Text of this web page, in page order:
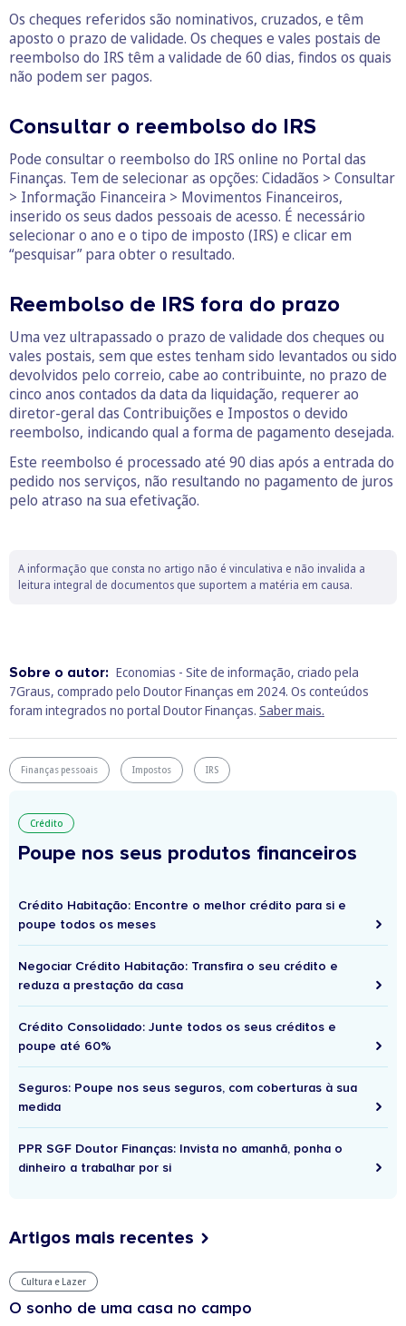
Os cheques referidos são nominativos, cruzados, e têm
aposto o prazo de validade. Os cheques e vales postais de
reembolso do IRS têm a validade de 60 dias, findos os quais
não podem ser pagos.
Consultar o reembolso do IRS
Pode consultar o reembolso do IRS online no Portal das
Finanças. Tem de selecionar as opções: Cidadãos > Consultar
> Informação Financeira > Movimentos Financeiros,
inserido os seus dados pessoais de acesso. É necessário
selecionar o ano e o tipo de imposto (IRS) e clicar em
“pesquisar” para obter o resultado.
Reembolso de IRS fora do prazo
Uma vez ultrapassado o prazo de validade dos cheques ou
vales postais, sem que estes tenham sido levantados ou sido
devolvidos pelo correio, cabe ao contribuinte, no prazo de
cinco anos contados da data da liquidação, requerer ao
diretor-geral das Contribuições e Impostos o devido
reembolso, indicando qual a forma de pagamento desejada.
Este reembolso é processado até 90 dias após a entrada do
pedido nos serviços, não resultando no pagamento de juros
pelo atraso na sua efetivação.
A informação que consta no artigo não é vinculativa e não invalida a
leitura integral de documentos que suportem a matéria em causa.
Sobre o autor: Economias - Site de informação, criado pela
7Graus, comprado pelo Doutor Finanças em 2024. Os conteúdos
foram integrados no portal Doutor Finanças. Saber mais.
Finanças pessoais Impostos IRS
Crédito
Poupe nos seus produtos financeiros
Crédito Habitação: Encontre o melhor crédito para si e
poupe todos os meses
Negociar Crédito Habitação: Transfira o seu crédito e
reduza a prestação da casa
Crédito Consolidado: Junte todos os seus créditos e
poupe até 60%
Seguros: Poupe nos seus seguros, com coberturas à sua
medida
PPR SGF Doutor Finanças: Invista no amanhã, ponha o
dinheiro a trabalhar por si
Artigos mais recentes
Cultura e Lazer
O sonho de uma casa no campo